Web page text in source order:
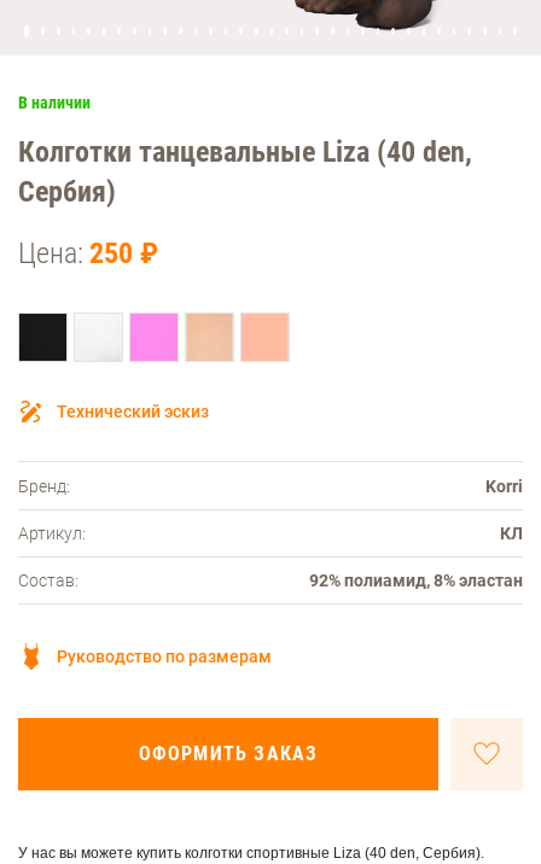
В наличии
Колготки танцевальные Liza (40 den,
Сербия)
Цена: 250 ₽
Технический эскиз
Бренд: Korri
Артикул: КЛ
Состав: 92% полиамид, 8% эластан
Руководство по размерам
ОФОРМИТЬ ЗАКАЗ
У нас вы можете купить колготки спортивные Liza (40 den, Сербия).